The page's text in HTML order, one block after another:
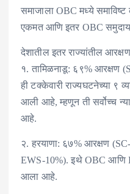
समाजाला OBC मध्ये
एकमत आणि इतर OBC
देशातील इतर राज्यांतील
१. तामिळनाडू: ६९% आरक्षण
ही टक्केवारी राज्यघटनेच्या ९
आली आहे, म्हणून ती सर्वोच्च
आहे.
२. हरयाणा: ६७% आरक्षण
EWS-10%). इथे OBC आणि
आला आहे.